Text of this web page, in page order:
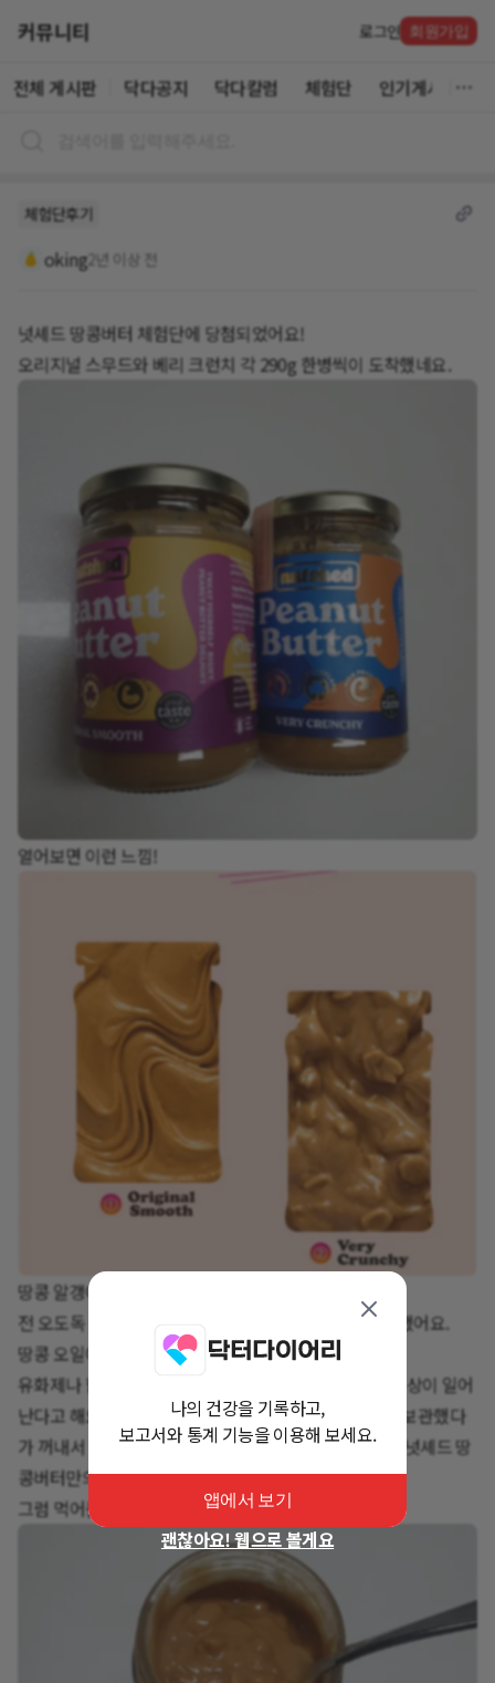
커뮤니티 로그인 회원가입
전체 게시판 닥다공지 닥다칼럼 체험단 인기게시글
체험단후기
oking2년 이상 전
넛셰드 땅콩버터 체험단에 당첨되었어요!
오리지널 스무드와 베리 크런치 각 290g 한병씩이 도착했네요.
열어보면 이런 느낌!
땅콩 알갱이가 있고 없고의 차이군요!
전 오도독 씹히는 느낌이 좋아 베리 크런치를 먼저 개봉했어요.
땅콩 오일이 윗쪽으로 분리되어 있죠?
유화제나 합성보존료가 들어가지 않아 이런 유층분리 현상이 일어
난다고 해요. 그래서 긴 스푼으로 골고루 저어준 후 냉장보관했다
가 꺼내서 바로 먹거나 실온에서 10분 정도 녹여 먹으면 넛셰드 땅
콩버터만의 풍미를 느낄 수 있다고 해요! (쉐킷쉐킷!)
그럼 먹어볼까요?
나의 건강을 기록하고,
보고서와 통계 기능을 이용해 보세요.
앱에서 보기
괜찮아요! 웹으로 볼게요